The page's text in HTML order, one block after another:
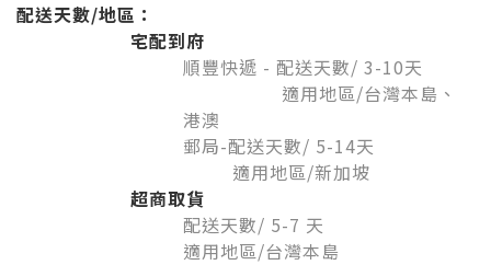
配送天數/地區：
宅配到府
順豐快遞 - 配送天數/ 3-10天
適用地區/台灣本島、
港澳
郵局-配送天數/ 5-14天
適用地區/新加坡
超商取貨
配送天數/ 5-7 天
適用地區/台灣本島